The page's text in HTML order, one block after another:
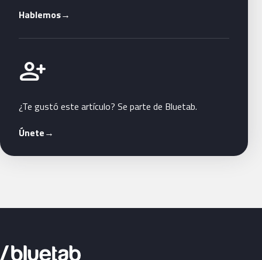
Hablemos→
person_add
Únete a Bluetab
¿Te gustó este artículo? Se parte de Bluetab.
Únete→